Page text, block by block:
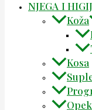
NJEGA I
Koža
Kosa